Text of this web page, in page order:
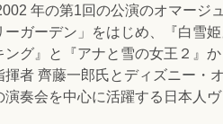
年の第1回の公演のオマージ
ーガーデン」をはじめ、『白雪
ング』と『アナと雪の女王２』
者 齊藤一郎氏とディズニー・
奏会を中心に活躍する日本人